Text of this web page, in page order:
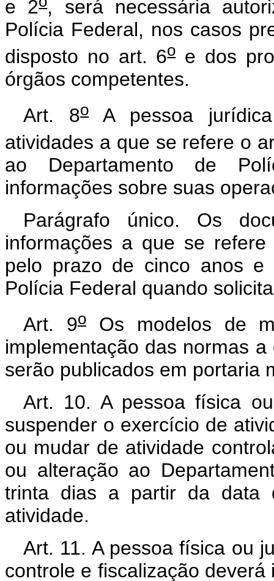
e 2 , será necessária
Polícia Federal, nos casos
disposto no art. 6oe dos
órgãos competentes.
Art. 8oA pessoa
atividades a que se refere o
ao Departamento de
informações sobre suas
Parágrafo único. Os
informações a que se
pelo prazo de cinco anos e
Polícia Federal quando
Art. 9oOs modelos de
implementação das normas
serão publicados em portaria
Art. 10. A pessoa física
suspender o exercício de
ou mudar de atividade
ou alteração ao
trinta dias a partir da data
atividade.
Art. 11. A pessoa física ou
controle e fiscalização